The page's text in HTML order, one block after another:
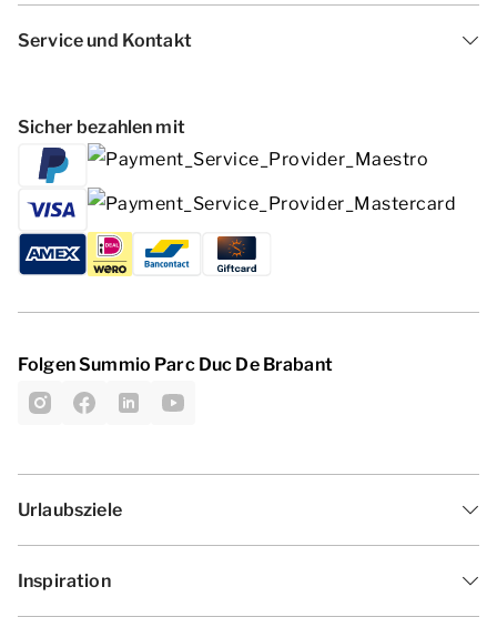
Service und Kontakt
Sicher bezahlen mit
Folgen Summio Parc Duc De Brabant
Urlaubsziele
Inspiration